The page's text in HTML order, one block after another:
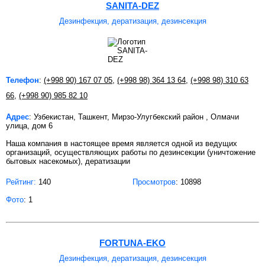
SANITA-DEZ
Дезинфекция, дератизация, дезинсекция
Телефон: (+998 90) 167 07 05, (+998 98) 364 13 64, (+998 98) 310 63
66, (+998 90) 985 82 10
Адрес: Узбекистан, Ташкент, Мирзо-Улугбекский район , Олмачи
улица, дом 6
Наша компания в настоящее время является одной из ведущих
организаций, осуществляющих работы по дезинсекции (уничтожение
бытовых насекомых), дератизации
Рейтинг: 140 Просмотров: 10898
Фото: 1
FORTUNA-EKO
Дезинфекция, дератизация, дезинсекция